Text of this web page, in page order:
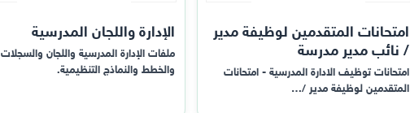
امتحانات المتقدمين لوظيفة مدير
/ نائب مدير مدرسة
امتحانات توظيف الادارة المدرسية - امتحانات
المتقدمين لوظيفة مدير /…
الإدارة واللجان المدرسية
ملفات الإدارة المدرسية واللجان والسجلات
والخطط والنماذج التنظيمية.